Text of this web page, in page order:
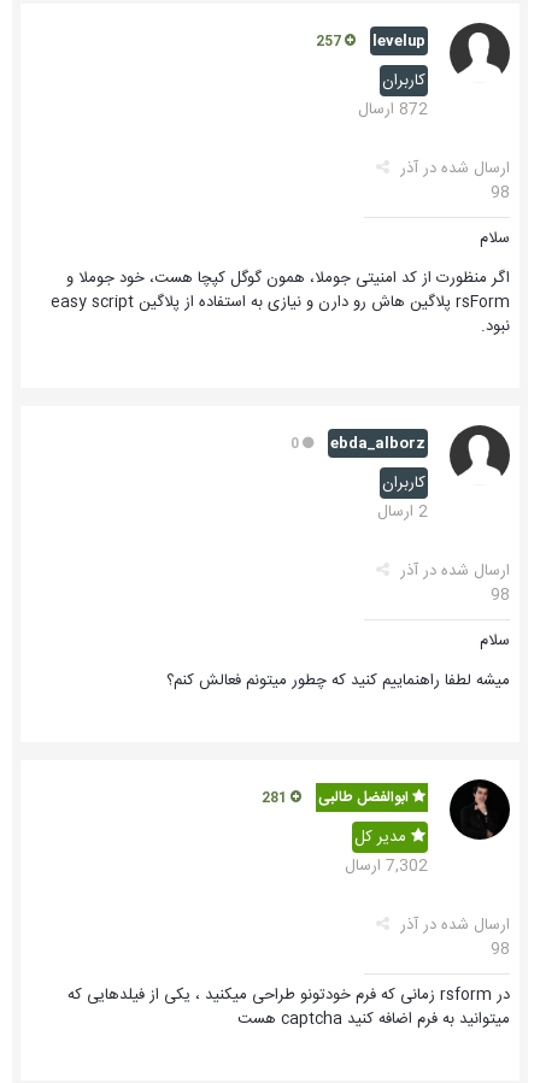
levelup
کاربران
872 ارسال
ارسال شده درآذر
98
سلام
اگر منظورت از کد امنیتی جوملا، همون گوگل کپچا هست، خود جوملا و
rsForm پلاگین هاش رو دارن و نیازی به استفاده از پلاگین easy script
نبود.
ebda_alborz
کاربران
2 ارسال
ارسال شده درآذر
98
سلام
میشه لطفا راهنماییم کنید که چطور میتونم فعالش کنم؟
ابوالفضل طالبی
مدیر کل
7,302 ارسال
ارسال شده درآذر
98
در rsform زمانی که فرم خودتونو طراحی میکنید ، یکی از فیلدهایی که
میتوانید به فرم اضافه کنید captcha هست